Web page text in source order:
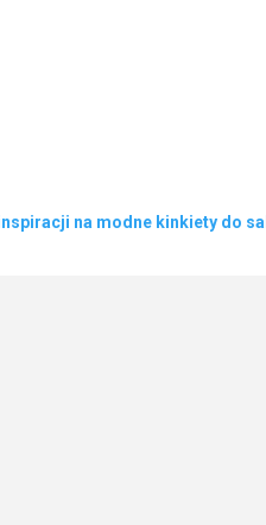
na modne kinkiety do